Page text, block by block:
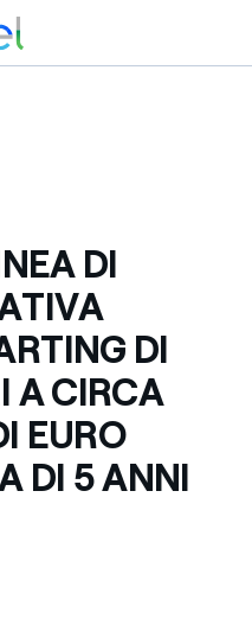
DI
DI
A CIRCA
EURO
DI 5 ANNI